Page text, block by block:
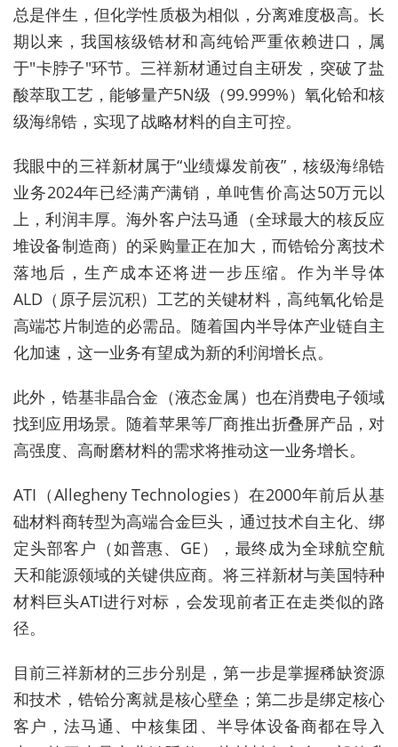
总是伴生，但化学性质极为相似，分离难度极高。长
期以来，我国核级锆材和高纯铪严重依赖进口，属
于"卡脖子"环节。三祥新材通过自主研发，突破了盐
酸萃取工艺，能够量产5N级（99.999%）氧化铪和核
级海绵锆，实现了战略材料的自主可控。
我眼中的三祥新材属于“业绩爆发前夜”，核级海绵锆
业务2024年已经满产满销，单吨售价高达50万元以
上，利润丰厚。海外客户法马通（全球最大的核反应
堆设备制造商）的采购量正在加大，而锆铪分离技术
落地后，生产成本还将进一步压缩。作为半导体
ALD（原子层沉积）工艺的关键材料，高纯氧化铪是
高端芯片制造的必需品。随着国内半导体产业链自主
化加速，这一业务有望成为新的利润增长点。
此外，锆基非晶合金（液态金属）也在消费电子领域
找到应用场景。随着苹果等厂商推出折叠屏产品，对
高强度、高耐磨材料的需求将推动这一业务增长。
ATI（Allegheny Technologies）在2000年前后从基
础材料商转型为高端合金巨头，通过技术自主化、绑
定头部客户（如普惠、GE），最终成为全球航空航
天和能源领域的关键供应商。将三祥新材与美国特种
材料巨头ATI进行对标，会发现前者正在走类似的路
径。
目前三祥新材的三步分别是，第一步是掌握稀缺资源
和技术，锆铪分离就是核心壁垒；第二步是绑定核心
客户，法马通、中核集团、半导体设备商都在导入